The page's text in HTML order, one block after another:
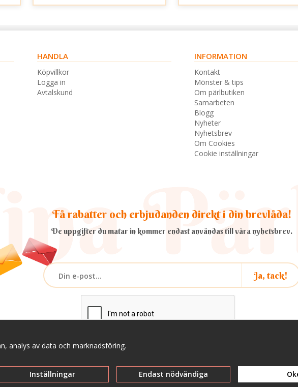
HANDLA
Köpvillkor
Logga in
Avtalskund
INFORMATION
Kontakt
Mönster & tips
Om pärlbutiken
Samarbeten
Blogg
Nyheter
Nyhetsbrev
Om Cookies
Cookie inställningar
Få rabatter och erbjudanden direkt i din brevlåda!
De uppgifter du matar in kommer endast användas till våra nyhetsbrev.
Ja, tack!
analys av data och marknadsföring.
Inställningar Endast nödvändiga